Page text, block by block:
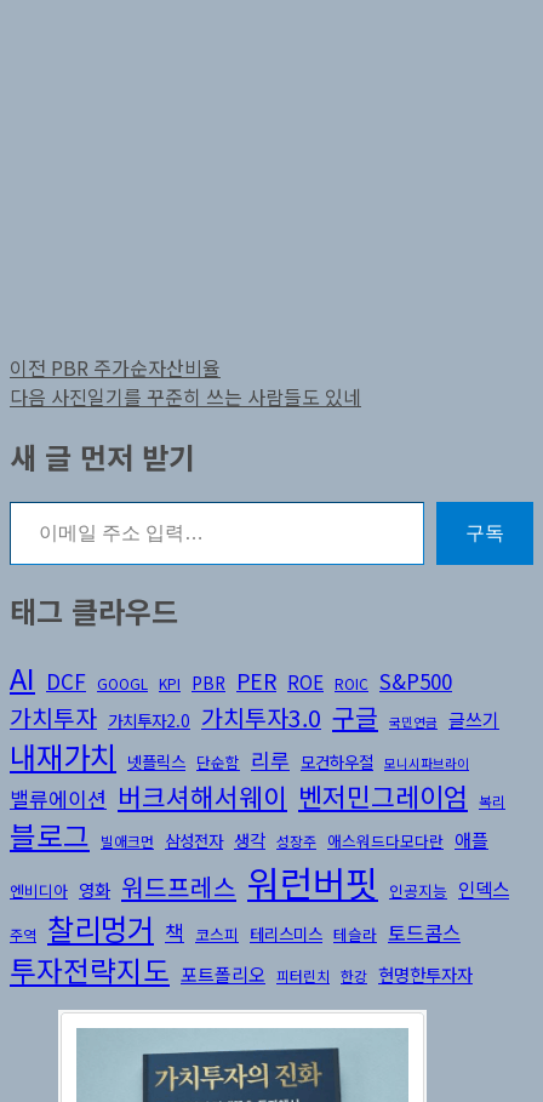
글
탐
색
이전 이
전
PBR 주가순자산비율
다음 다
글:
사진일기를 꾸준히 쓰는 사람들도 있네
새 글 먼저 받기
이메일 주소 입력…
구독
태그 클라우드
AI DCF GOOGL KPI PBR PER ROE ROIC S&P500
가치투자 가치투자2.0 가치투자3.0 구글 국민연금 글쓰기
내재가치 넷플릭스 단순함 리루 모건하우절 모니시파브라이
밸류에이션 버크셔해서웨이 벤저민그레이엄 복리
블로그 빌애크먼 삼성전자 생각 성장주 애스워드다모다란 애플
엔비디아 영화 워드프레스 워런버핏 인공지능 인덱스
주역 찰리멍거 책 코스피 테리스미스 테슬라 토드콤스
투자전략지도 포트폴리오 피터린치 한강 현명한투자자